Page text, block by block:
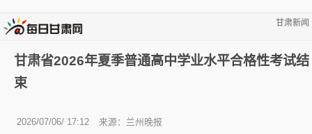
甘肃新闻
甘肃省2026年夏季普通高中学业水平合格性考试结
束
2026/07/06/ 17:12 来源：兰州晚报